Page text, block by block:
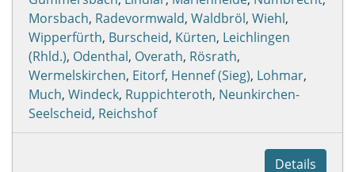
Morsbach, Radevormwald, Waldbröl, Wiehl,
Wipperfürth, Burscheid, Kürten, Leichlingen
(Rhld.), Odenthal, Overath, Rösrath,
Wermelskirchen, Eitorf, Hennef (Sieg), Lohmar,
Much, Windeck, Ruppichteroth, Neunkirchen-
Seelscheid, Reichshof
Details